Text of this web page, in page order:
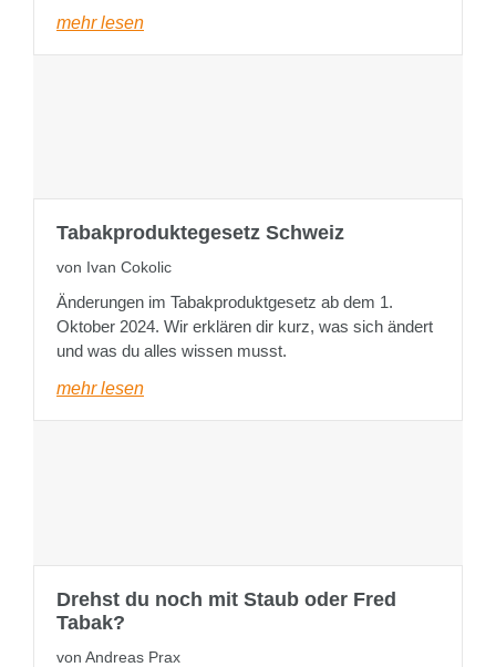
mehr lesen
Tabakproduktegesetz Schweiz
von Ivan Cokolic
Änderungen im Tabakproduktgesetz ab dem 1.
Oktober 2024. Wir erklären dir kurz, was sich ändert
und was du alles wissen musst.
mehr lesen
Drehst du noch mit Staub oder Fred
Tabak?
von Andreas Prax